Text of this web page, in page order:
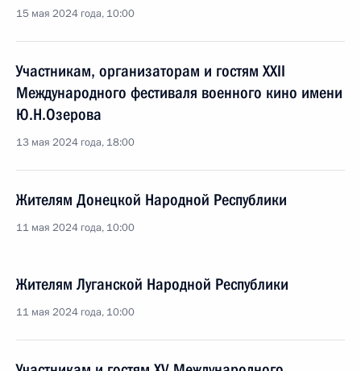
15 мая 2024 года, 10:00
Участникам, организаторам и гостям XXII
Международного фестиваля военного кино имени
Ю.Н.Озерова
13 мая 2024 года, 18:00
Жителям Донецкой Народной Республики
11 мая 2024 года, 10:00
Жителям Луганской Народной Республики
11 мая 2024 года, 10:00